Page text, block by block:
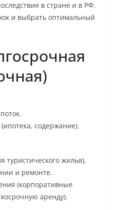
в стране и в РФ.
и выбрать оптимальный
содержание).
туристического жилья).
и ремонте.
(корпоративные
аренду).